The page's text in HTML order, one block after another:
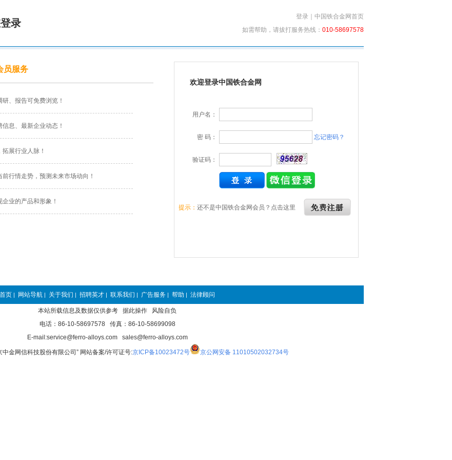
录
登录
中国铁合金网首页
如需帮助，请拔打服务热线： 010-58697578
员服务
、报告可免费浏览！
息、最新企业动态！
展行业人脉！
行情走势，预测未来市场动向！
业的产品和形象！
欢迎登录中国铁合金网
用户名：
密 码： 忘记密码？
验证码：
提示： 还不是中国铁合金网会员？点击这里
首页 | 网站导航 | 关于我们 | 招聘英才 | 联系我们 | 广告服务 | 帮助 | 法律顾问
本站所载信息及数据仅供参考 据此操作 风险自负
电话：86-10-58697578 传真：86-10-58699098
E-mail:service@ferro-alloys.com sales@ferro-alloys.com
中金网信科技股份有限公司” 网站备案/许可证号:京ICP备10023472号 京公网安备 11010502032734号